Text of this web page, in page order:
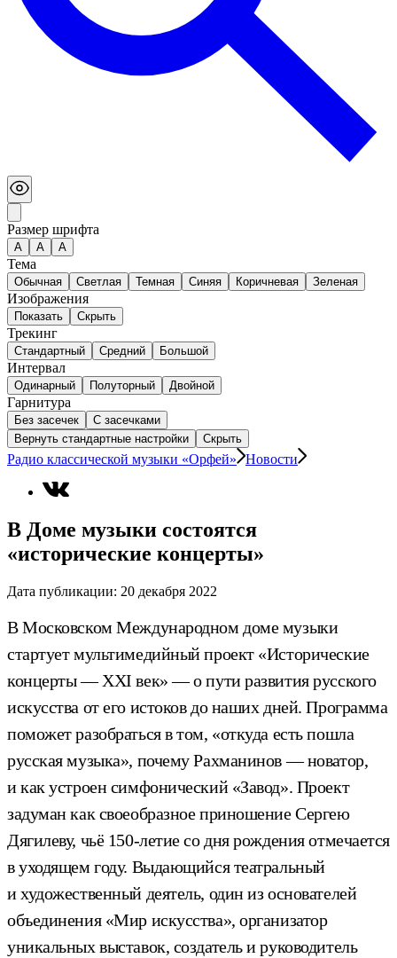
Размер шрифта
А A A
Тема
Обычная Светлая Темная Синяя Коричневая Зеленая
Изображения
Показать Скрыть
Трекинг
Стандартный Средний Большой
Интервал
Одинарный Полуторный Двойной
Гарнитура
Без засечек
С засечками
Вернуть стандартные настройки
Скрыть
Радио классической музыки «Орфей» Новости
В Доме музыки состоятся
«исторические концерты»
Дата публикации: 20 декабря 2022
В Московском Международном доме музыки
стартует мультимедийный проект «Исторические
концерты — XXI век» — о пути развития русского
искусства от его истоков до наших дней. Программа
поможет разобраться в том, «откуда есть пошла
русская музыка», почему Рахманинов — новатор,
и как устроен симфонический «Завод». Проект
задуман как своеобразное приношение Сергею
Дягилеву, чьё 150-летие со дня рождения отмечается
в уходящем году. Выдающийся театральный
и художественный деятель, один из основателей
объединения «Мир искусства», организатор
уникальных выставок, создатель и руководитель